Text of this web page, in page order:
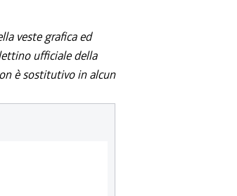
veste grafica ed
ufficiale della
è sostitutivo in alcun